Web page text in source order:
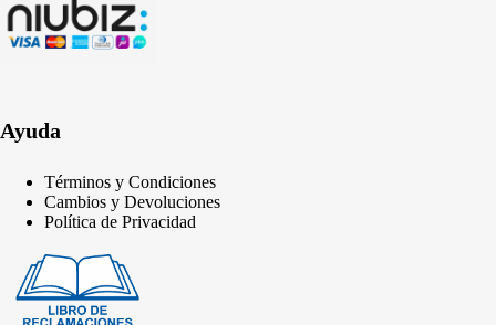
Ayuda
Términos y Condiciones
Cambios y Devoluciones
Política de Privacidad